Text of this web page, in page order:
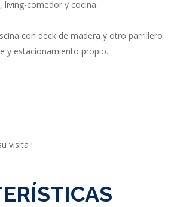
comedor y cocina.
con deck de madera y otro parrillero
y estacionamiento propio.
visita !